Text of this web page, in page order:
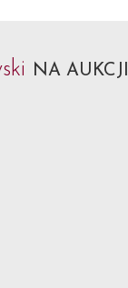
NA AUKCJI